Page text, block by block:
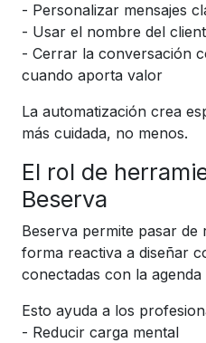
- Personalizar mensajes
- Usar el nombre del
- Cerrar la conversación
cuando aporta valor
La automatización crea
más cuidada, no menos.
El rol de
Beserva
Beserva permite pasar de
forma reactiva a diseñar
conectadas con la
Esto ayuda a los
- Reducir carga mental